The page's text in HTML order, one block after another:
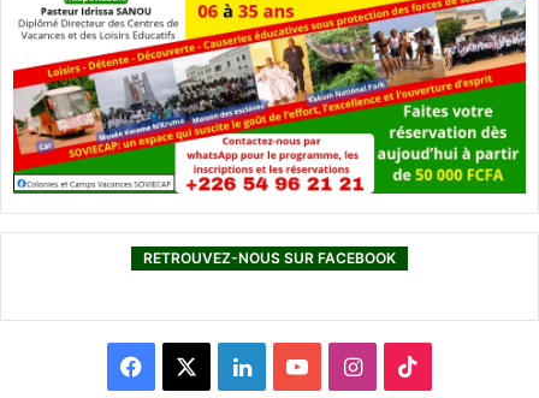
RETROUVEZ-NOUS SUR FACEBOOK
L
I